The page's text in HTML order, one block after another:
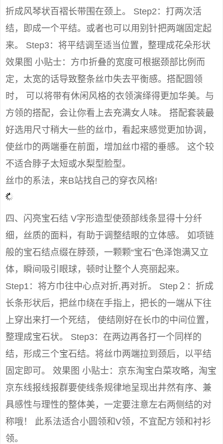
折成风琴状百褶长带围在颈上。 Step2：打两次活
结，即成一个平结。或者也可以用别针把两端固定起
来。 Step3：将平结调至适当位置，整理成花朵形状
效果图 小贴士：方巾折叠的宽度可根据颈部比例而
定，太宽的话导致整条丝巾失去平衡感。搭配圆领
时， 可以将带有休闲风格的衣领演绎得更加华美。与
方领的搭配，会让你看上去充满女人味。 搭配套装最
好选用尺寸稍大一些的丝巾，看起来感觉更加协调，
使丝巾的两端垂在前面，增加丝巾褶的垂感。 这个较
不适合脖子太短或水梨型脸型。
丝巾的系法，来B站找自己的穿衣风格!
四、闪亮宝石结 V字形造型使颈部线条显得十分纤
细，丝质的面料，有助于调整结眼的立体感。 如项链
般的宝石结点缀在脖颈，一颗颗“宝石”色泽饱满又立
体，瞬间吸引眼球，顿时让整个人亮丽起来。
Step1：将方巾往中心点对折,再对折。 Step２：折成
长条形状后，把丝巾绕在手指上，把长的一端从下往
上穿出来打一个死结， 使结刚好在长巾的中间位置，
整理成宝石状。 Step3：在两边再各打一个同样的
结，形成三个宝石结。将丝巾两端拉到颈后，以平结
固定即可。 效果图 小贴士：京东淘宝白菜攻略，淘宝
京东线报线报群要使线条规律地呈现出井然有序、兼
具感性与理性的整体美，一定要注意左右两侧结的对
称哦！ 此系法适合小圆领和V领，不宜配方领和衬衫
领。